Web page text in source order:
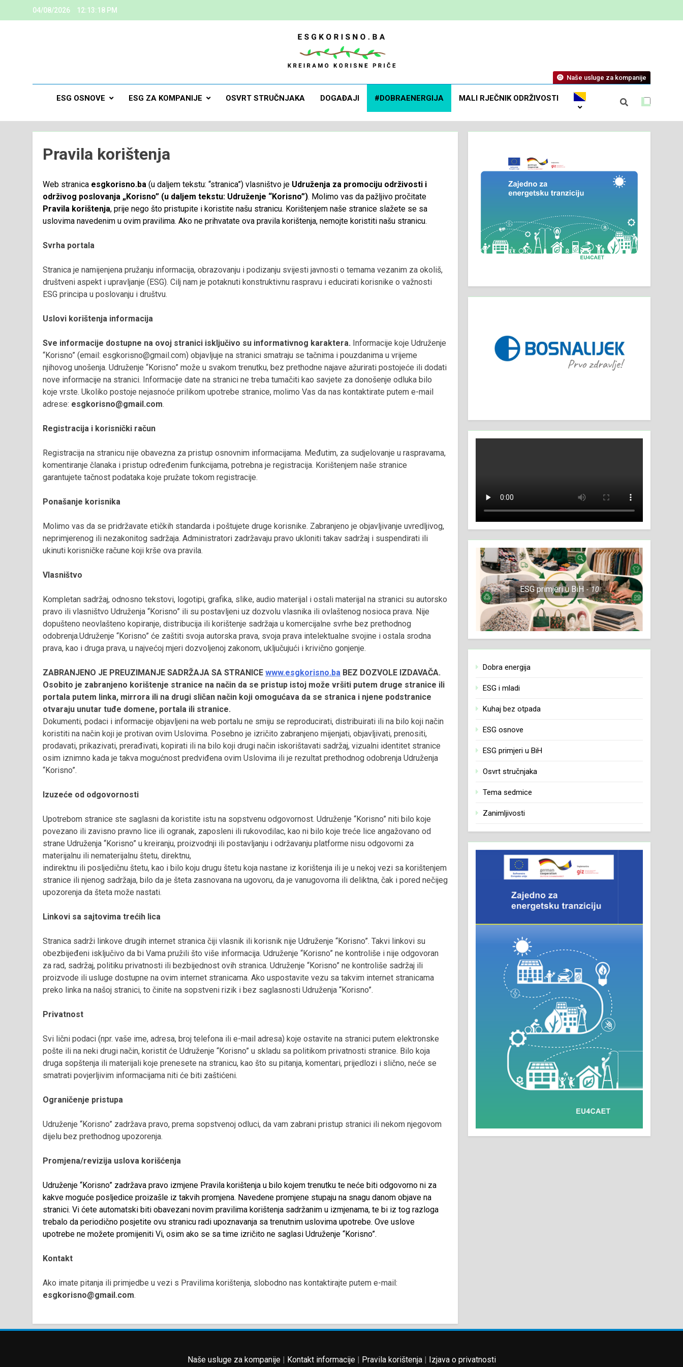
04/08/2026 12:13:19 PM
ESG Korisno
Kreiramo Korisne Priče
ESG OSNOVE ESG ZA KOMPANIJE OSVRT STRUČNJAKA DOGAĐAJI #DOBRAENERGIJA MALI RJEČNIK ODRŽIVOSTI
Naše usluge za kompanije
Pravila korištenja
Web stranica esgkorisno.ba (u daljem tekstu: “stranica”) vlasništvo je Udruženja za promociju održivosti i
održivog poslovanja „Korisno” (u daljem tekstu: Udruženje “Korisno”). Molimo vas da pažljivo pročitate
Pravila korištenja, prije nego što pristupite i koristite našu stranicu. Korištenjem naše stranice slažete se sa
uslovima navedenim u ovim pravilima. Ako ne prihvatate ova pravila korištenja, nemojte koristiti našu stranicu.
Svrha portala
Stranica je namijenjena pružanju informacija, obrazovanju i podizanju svijesti javnosti o temama vezanim za okoliš,
društveni aspekt i upravljanje (ESG). Cilj nam je potaknuti konstruktivnu raspravu i educirati korisnike o važnosti
ESG principa u poslovanju i društvu.
Uslovi korištenja informacija
Sve informacije dostupne na ovoj stranici isključivo su informativnog karaktera. Informacije koje Udruženje
“Korisno” (email: esgkorisno@gmail.com) objavljuje na stranici smatraju se tačnima i pouzdanima u vrijeme
njihovog unošenja. Udruženje “Korisno” može u svakom trenutku, bez prethodne najave ažurirati postojeće ili dodati
nove informacije na stranici. Informacije date na stranici ne treba tumačiti kao savjete za donošenje odluka bilo
koje vrste. Ukoliko postoje nejasnoće prilikom upotrebe stranice, molimo Vas da nas kontaktirate putem e-mail
adrese: esgkorisno@gmail.com.
Registracija i korisnički račun
Registracija na stranicu nije obavezna za pristup osnovnim informacijama. Međutim, za sudjelovanje u raspravama,
komentiranje članaka i pristup određenim funkcijama, potrebna je registracija. Korištenjem naše stranice
garantujete tačnost podataka koje pružate tokom registracije.
Ponašanje korisnika
Molimo vas da se pridržavate etičkih standarda i poštujete druge korisnike. Zabranjeno je objavljivanje uvredljivog,
neprimjerenog ili nezakonitog sadržaja. Administratori zadržavaju pravo ukloniti takav sadržaj i suspendirati ili
ukinuti korisničke račune koji krše ova pravila.
Vlasništvo
Kompletan sadržaj, odnosno tekstovi, logotipi, grafika, slike, audio materijal i ostali materijal na stranici su autorsko
pravo ili vlasništvo Udruženja “Korisno” ili su postavljeni uz dozvolu vlasnika ili ovlaštenog nosioca prava. Nije
dopušteno neovlašteno kopiranje, distribucija ili korištenje sadržaja u komercijalne svrhe bez prethodnog
odobrenja.Udruženje “Korisno” će zaštiti svoja autorska prava, svoja prava intelektualne svojine i ostala srodna
prava, kao i druga prava, u najvećoj mjeri dozvoljenoj zakonom, uključujući i krivično gonjenje.
ZABRANJENO JE PREUZIMANJE SADRŽAJA SA STRANICE www.esgkorisno.ba BEZ DOZVOLE IZDAVAČA.
Osobito je zabranjeno korištenje stranice na način da se pristup istoj može vršiti putem druge stranice ili
portala putem linka, mirrora ili na drugi sličan način koji omogućava da se stranica i njene podstranice
otvaraju unutar tuđe domene, portala ili stranice.
Dokumenti, podaci i informacije objavljeni na web portalu ne smiju se reproducirati, distribuirati ili na bilo koji način
koristiti na način koji je protivan ovim Uslovima. Posebno je izričito zabranjeno mijenjati, objavljivati, prenositi,
prodavati, prikazivati, prerađivati, kopirati ili na bilo koji drugi način iskorištavati sadržaj, vizualni identitet stranice
osim iznimno kada je takva mogućnost predviđena ovim Uslovima ili je rezultat prethodnog odobrenja Udruženja
“Korisno”.
Izuzeće od odgovornosti
Upotrebom stranice ste saglasni da koristite istu na sopstvenu odgovornost. Udruženje “Korisno” niti bilo koje
povezano ili zavisno pravno lice ili ogranak, zaposleni ili rukovodilac, kao ni bilo koje treće lice angažovano od
strane Udruženja “Korisno” u kreiranju, proizvodnji ili postavljanju i održavanju platforme nisu odgovorni za
materijalnu ili nematerijalnu štetu, direktnu,
indirektnu ili posljedičnu štetu, kao i bilo koju drugu štetu koja nastane iz korištenja ili je u nekoj vezi sa korištenjem
stranice ili njenog sadržaja, bilo da je šteta zasnovana na ugovoru, da je vanugovorna ili deliktna, čak i pored nečijeg
upozorenja da šteta može nastati.
Linkovi sa sajtovima trećih lica
Stranica sadrži linkove drugih internet stranica čiji vlasnik ili korisnik nije Udruženje “Korisno”. Takvi linkovi su
obezbijeđeni isključivo da bi Vama pružili što više informacija. Udruženje “Korisno” ne kontroliše i nije odgovoran
za rad, sadržaj, politiku privatnosti ili bezbijednost ovih stranica. Udruženje “Korisno” ne kontroliše sadržaj ili
proizvode ili usluge dostupne na ovim internet stranicama. Ako uspostavite vezu sa takvim internet stranicama
preko linka na našoj stranici, to činite na sopstveni rizik i bez saglasnosti Udruženja “Korisno”.
Privatnost
Svi lični podaci (npr. vaše ime, adresa, broj telefona ili e-mail adresa) koje ostavite na stranici putem elektronske
pošte ili na neki drugi način, koristit će Udruženje “Korisno” u skladu sa politikom privatnosti stranice. Bilo koja
druga sopštenja ili materijali koje prenesete na stranicu, kao što su pitanja, komentari, prijedlozi i slično, neće se
smatrati povjerljivim informacijama niti će biti zaštićeni.
Ograničenje pristupa
Udruženje “Korisno” zadržava pravo, prema sopstvenoj odluci, da vam zabrani pristup stranici ili nekom njegovom
dijelu bez prethodnog upozorenja.
Promjena/revizija uslova korišćenja
Udruženje “Korisno” zadržava pravo izmjene Pravila korištenja u bilo kojem trenutku te neće biti odgovorno ni za
kakve moguće posljedice proizašle iz takvih promjena. Navedene promjene stupaju na snagu danom objave na
stranici. Vi ćete automatski biti obavezani novim pravilima korištenja sadržanim u izmjenama, te bi iz tog razloga
trebalo da periodično posjetite ovu stranicu radi upoznavanja sa trenutnim uslovima upotrebe. Ove uslove
upotrebe ne možete promijeniti Vi, osim ako se sa time izričito ne saglasi Udruženje “Korisno”.
Kontakt
Ako imate pitanja ili primjedbe u vezi s Pravilima korištenja, slobodno nas kontaktirajte putem e-mail:
esgkorisno@gmail.com.
ESG primjeri u BiH 10
Dobra energija
ESG i mladi
Kuhaj bez otpada
ESG osnove
ESG primjeri u BiH
Osvrt stručnjaka
Tema sedmice
Zanimljivosti
Naše usluge za kompanije| Kontakt informacije| Pravila korištenja| Izjava o privatnosti